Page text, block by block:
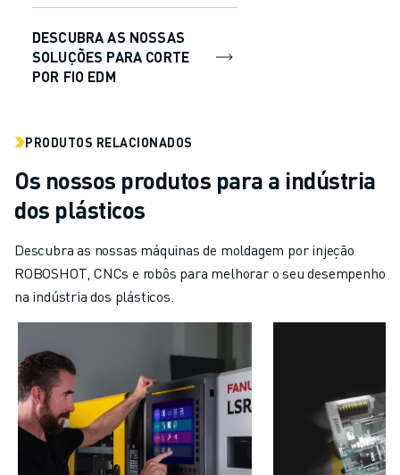
DESCUBRA AS NOSSAS
SOLUÇÕES PARA CORTE
POR FIO EDM
PRODUTOS RELACIONADOS
Os nossos produtos para a indústria
dos plásticos
Descubra as nossas máquinas de moldagem por injeção
ROBOSHOT, CNCs e robôs para melhorar o seu desempenho
na indústria dos plásticos.